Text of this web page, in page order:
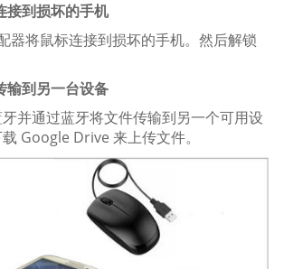
接到损坏的手机
器将鼠标连接到损坏的手机。然后解锁
输到另一台设备
并通过蓝牙将文件传输到另一个可用设
Google Drive 来上传文件。